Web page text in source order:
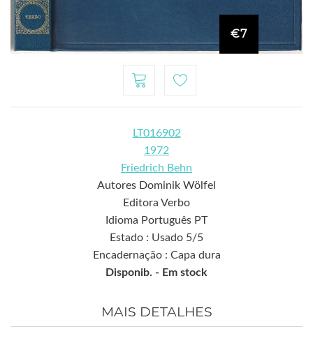
€7
LT016902
1972
Friedrich Behn
Autores Dominik Wölfel
Editora Verbo
Idioma Português PT
Estado : Usado 5/5
Encadernação : Capa dura
Disponib. - Em stock
MAIS DETALHES